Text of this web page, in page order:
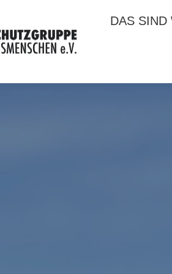
DAS SIND
DAS SIND